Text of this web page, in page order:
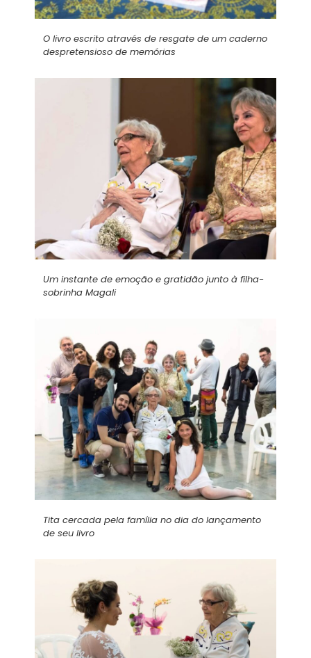
O livro escrito através de resgate de um caderno
despretensioso de memórias
Um instante de emoção e gratidão junto à filha-
sobrinha Magali
Tita cercada pela família no dia do lançamento
de seu livro